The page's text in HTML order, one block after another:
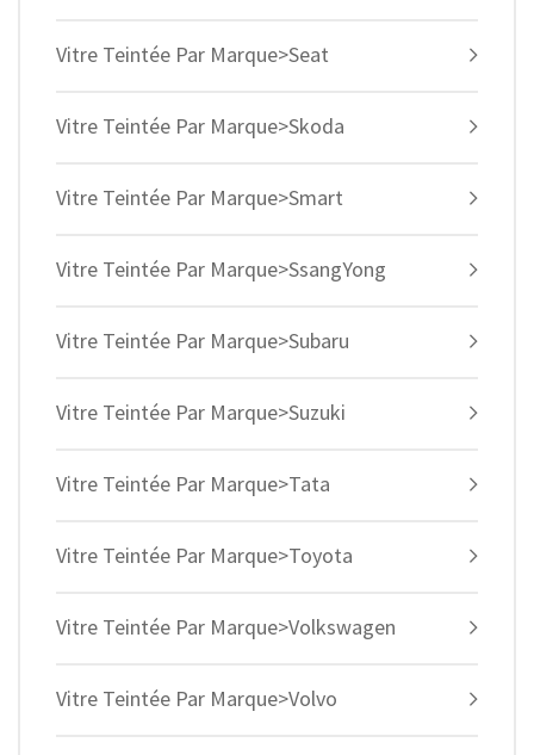
Vitre Teintée Par Marque>Seat
Vitre Teintée Par Marque>Skoda
Vitre Teintée Par Marque>Smart
Vitre Teintée Par Marque>SsangYong
Vitre Teintée Par Marque>Subaru
Vitre Teintée Par Marque>Suzuki
Vitre Teintée Par Marque>Tata
Vitre Teintée Par Marque>Toyota
Vitre Teintée Par Marque>Volkswagen
Vitre Teintée Par Marque>Volvo